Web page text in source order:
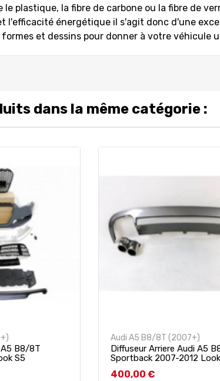
le plastique, la fibre de carbone ou la fibre de
l'efficacité énergétique il s'agit donc d'une
et dessins pour donner à votre véhicule
dans la même catégorie :
A5 B8/8T
S5
Audi A5 B8/8T (2007+)
Diffuseur Arriere Audi A5
Sportback 2007-2012
Prix
400,00 €